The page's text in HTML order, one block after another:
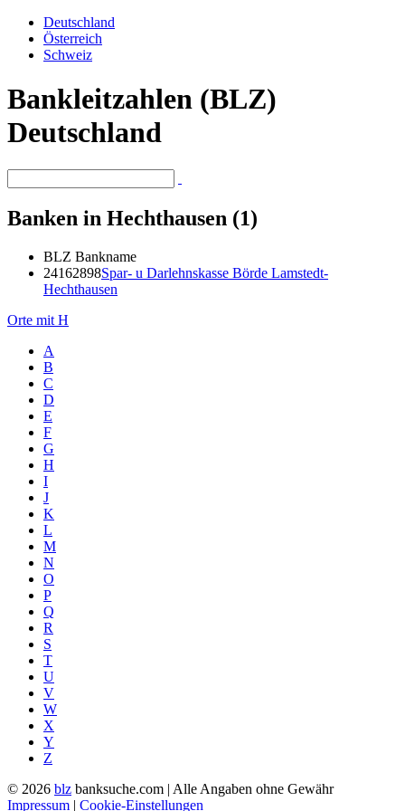
Deutschland
Österreich
Schweiz
Bankleitzahlen (BLZ)
Deutschland
Banken in Hechthausen (1)
BLZ Bankname
24162898Spar- u Darlehnskasse Börde Lamstedt-
Hechthausen
Orte mit H
A
B
C
D
E
F
G
H
I
J
K
L
M
N
O
P
Q
R
S
T
U
V
W
X
Y
Z
© 2026 blz banksuche.com | Alle Angaben ohne Gewähr
Impressum | Cookie-Einstellungen